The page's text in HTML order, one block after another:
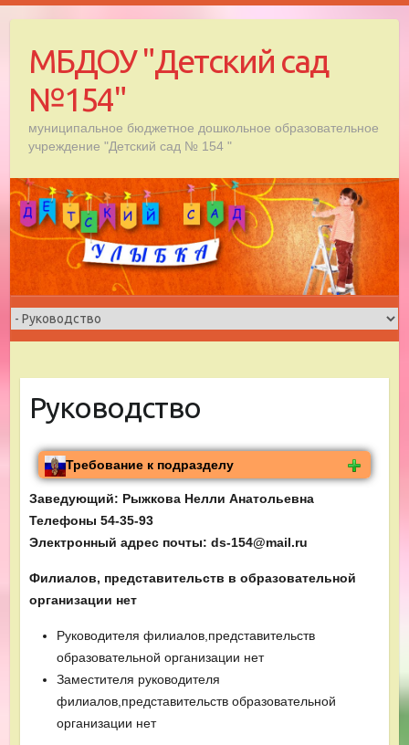
contentМБДОУ "Детский сад
№154"
муниципальное бюджетное дошкольное образовательное
учреждение "Детский сад № 154 "
Руководство
Требование к подразделу
Заведующий: Рыжкова Нелли Анатольевна
Телефоны 54-35-93
Электронный адрес почты: ds-154@mail.ru
Филиалов, представительств в образовательной
организации нет
Руководителя филиалов,представительств
образовательной организации нет
Заместителя руководителя
филиалов,представительств образовательной
организации нет